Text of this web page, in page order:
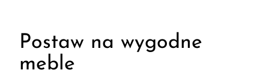
Postaw na wygodne
meble